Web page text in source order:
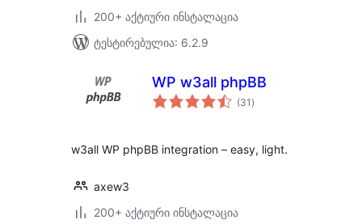
200+ აქტიური ინსტალაცია
ტესტირებულია: 6.2.9
WP w3all phpBB
(31 საერთო
რეიტინგი
)
w3all WP phpBB integration – easy, light.
axew3
200+ აქტიური ინსტალაცია